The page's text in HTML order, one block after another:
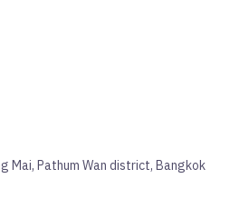
Mai, Pathum Wan district, Bangkok